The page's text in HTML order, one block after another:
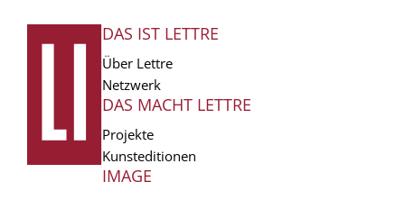
FUSSZEILE
DAS IST LETTRE
Über Lettre
Netzwerk
DAS MACHT LETTRE
Projekte
Kunsteditionen
IMAGE